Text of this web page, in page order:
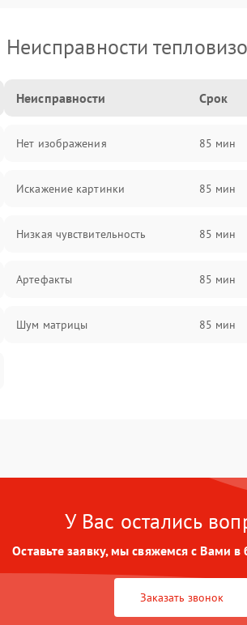
Неисправности
Неисправности Срок
Нет изображения 85 мин
Искажение картинки 85 мин
Низкая чувствительность 85 мин
Артефакты 85 мин
Шум матрицы 85 мин
У Вас остались
Оставьте заявку, мы свяжемся с Вами
Заказать звонок